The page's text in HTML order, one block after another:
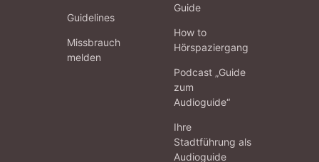
Guidelines
Missbrauch
melden
Guide
How to
Hörspaziergang
Podcast „Guide
zum
Audioguide“
Ihre
Stadtführung als
Audioguide